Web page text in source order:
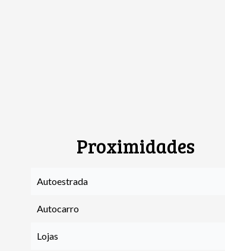
Proximidades
Autoestrada
Autocarro
Lojas